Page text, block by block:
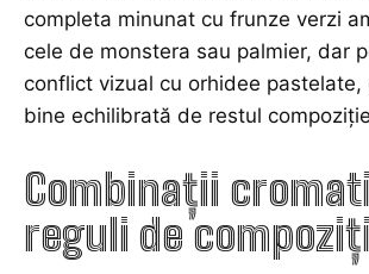
completa minunat cu frunze verzi
cele de monstera sau palmier, dar
conflict vizual cu orhidee pastelate,
bine echilibrată de restul
Combinații
reguli de